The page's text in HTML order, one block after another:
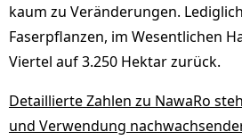
kaum zu Veränderungen.
Faserpflanzen, im Wesentlichen
Viertel auf 3.250 Hektar zurück.
Detaillierte Zahlen zu NawaRo
und Verwendung